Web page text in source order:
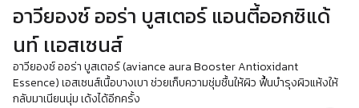
อาวียองซ์ ออร่า บูสเตอร์ แอนตี้ออกซิแด้
นท์ เเอสเซนส์
อาวียองซ์ ออร่า บูสเตอร์ (aviance aura Booster Antioxidant
Essence) เอสเซนส์เนื้อบางเบา ช่วยเก็บความชุ่มชื้นให้ผิว ฟื้นบำรุงผิวแห้งให้
กลับมาเนียนนุ่ม เด้งได้อีกครั้ง